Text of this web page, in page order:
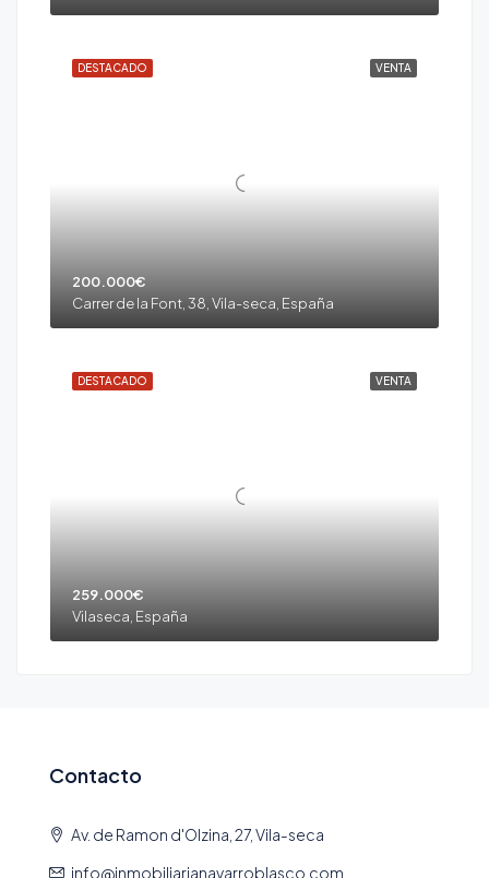
VENTA
DESTACADO
200.000€
Carrer de la Font, 38, Vila-seca, España
VENTA
DESTACADO
259.000€
Vilaseca, España
Contacto
Av. de Ramon d'Olzina, 27, Vila-seca
info@inmobiliarianavarroblasco.com